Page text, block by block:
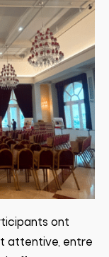
ont
attentive, entre